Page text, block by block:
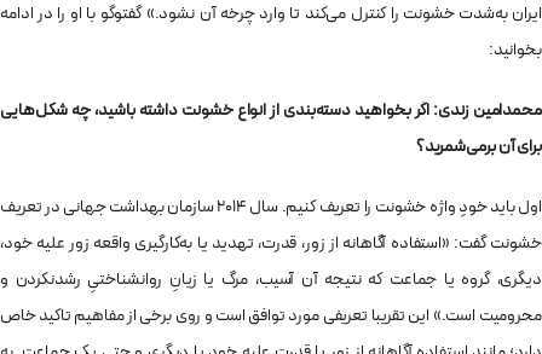
ایران به‌شدت خشونت را کنترل می‌کند تا وارد چرخه‌ آن نشود.» گفت‎وگو با او را در ادامه
بخوانید:
محمدامین زندی: اگر بخواهید دسته‌بندی از انواع خشونت داشته باشید، چه شکل‌هایی
برای آن برمی‌‌شمرید؟
اول باید خودِ واژه‌ خشونت را تعریف کنیم. سال 2014 سازمان بهداشت جهانی در تعریف
خشونت ‌گفت: «استفاده آگاهانه از زور، قدرت، تهدید یا به‌کارگیری واقعه‌ زور علیه خود،
دیگری، گروه یا جماعت که نتیجه‌ آن آسیب، مرگ یا زیانِ روانشناختیِ رشدنکردن و
محرومیت است.» این تقریبا تعریفی مورد توافق است و روی برخی از مفاهیم تاکید خاص